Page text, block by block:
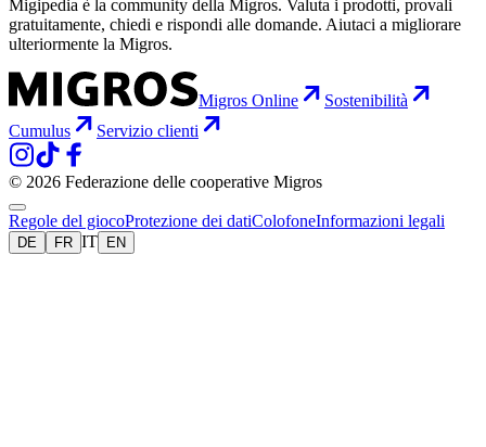
Migipedia è la community della Migros. Valuta i prodotti, provali
gratuitamente, chiedi e rispondi alle domande. Aiutaci a migliorare
ulteriormente la Migros.
Migros Online
Sostenibilità
Cumulus
Servizio clienti
© 2026 Federazione delle cooperative Migros
Regole del giocoProtezione dei datiColofoneInformazioni legali
DE FR IT EN